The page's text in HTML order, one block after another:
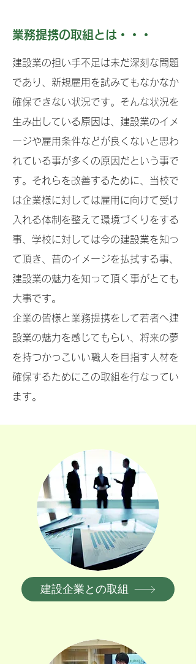
業務提携の取組とは・・・
建設業の担い手不足は未だ深刻な問題
であり、新規雇用を試みてもなかなか
確保できない状況です。そんな状況を
生み出している原因は、建設業のイメ
ージや雇用条件などが良くないと思わ
れている事が多くの原因だという事で
す。それらを改善するために、当校で
は企業様に対しては雇用に向けて受け
入れる体制を整えて環境づくりをする
事、学校に対しては今の建設業を知っ
て頂き、昔のイメージを払拭する事、
建設業の魅力を知って頂く事がとても
大事です。
企業の皆様と業務提携をして若者へ建
設業の魅力を感じてもらい、将来の夢
を持つかっこいい職人を目指す人材を
確保するためにこの取組を行なってい
ます。
建設企業との取組